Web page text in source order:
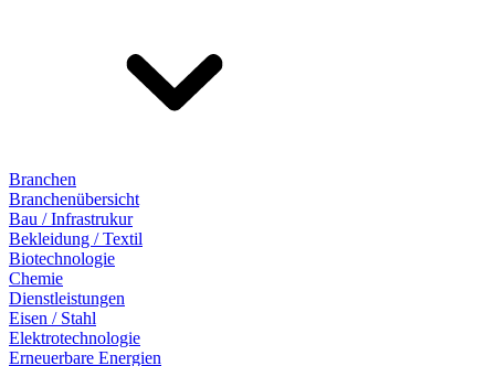
Branchen
Branchenübersicht
Bau / Infrastrukur
Bekleidung / Textil
Biotechnologie
Chemie
Dienstleistungen
Eisen / Stahl
Elektrotechnologie
Erneuerbare Energien